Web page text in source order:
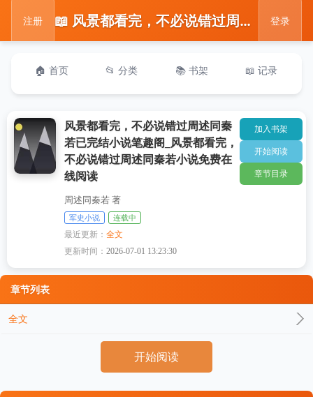
注册 📖 风景都看完，不必说错过周述同秦若已完结小说笔趣阁_风景都看完，不必说错过周述同秦若小说免费在线阅读 登录
🏠 首页 📂 分类 📚 书架 📖 记录
风景都看完，不必说错过周述同秦
若已完结小说笔趣阁_风景都看完，
不必说错过周述同秦若小说免费在
线阅读
周述同秦若 著
军史小说 连载中
最近更新：全文
更新时间：2026-07-01 13:23:30
加入书架
开始阅读
章节目录
章节列表
全文
开始阅读